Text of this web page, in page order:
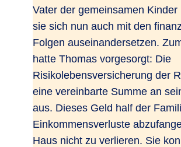
Vater der gemeinsamen Kinder
sie sich nun auch mit den
Folgen auseinandersetzen.
hatte Thomas vorgesorgt: Die
Risikolebensversicherung der
eine vereinbarte Summe an
aus. Dieses Geld half der
Einkommensverluste
Haus nicht zu verlieren. Sie